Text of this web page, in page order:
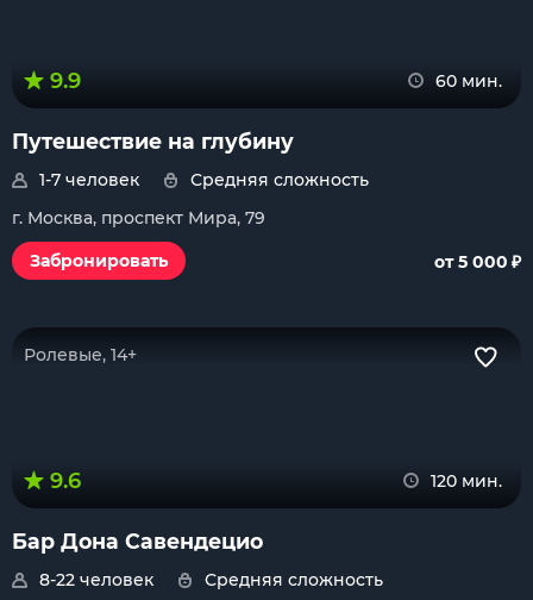
9.9 60 мин.
Путешествие на глубину
1-7 человек
Средняя сложность
г. Москва, проспект Мира, 79
Забронировать
от 5 000 ₽
Ролевые, 14+
9.6 120 мин.
Бар Дона Савендецио
8-22 человек
Средняя сложность